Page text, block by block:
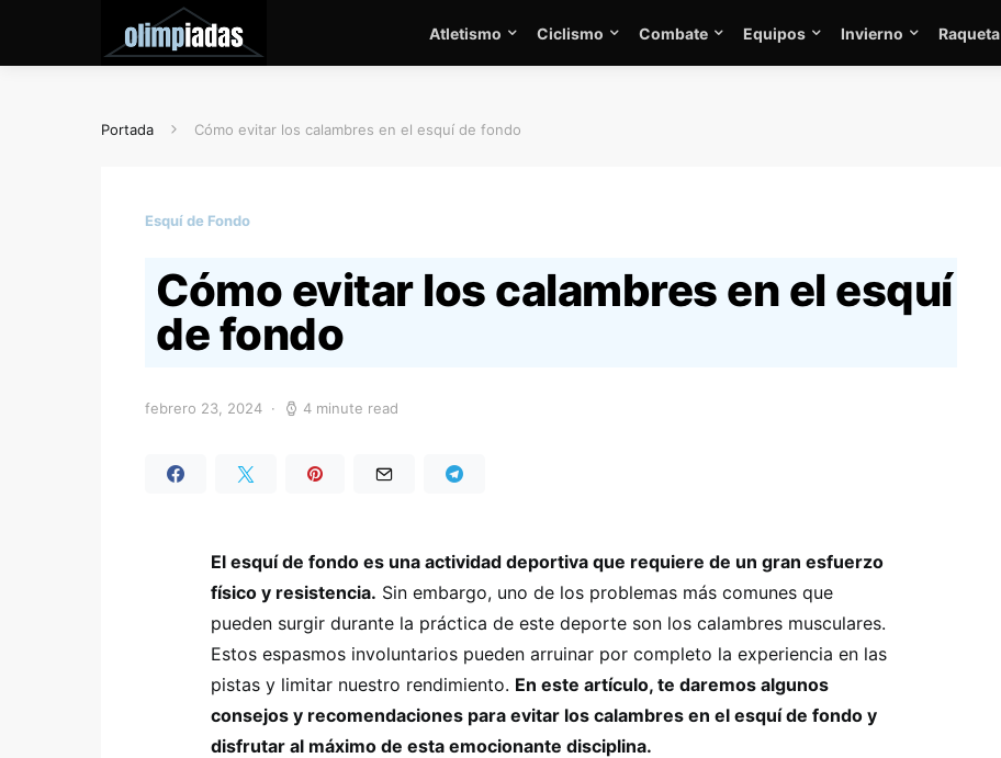
Atletismo Ciclismo Combate Equipos Invierno Raqueta
Portada Cómo evitar los calambres en el esquí de fondo
Esquí de Fondo
Cómo evitar los calambres en el esquí
de fondo
febrero 23, 2024 4 minute read
El esquí de fondo es una actividad deportiva que requiere de un gran esfuerzo
físico y resistencia. Sin embargo, uno de los problemas más comunes que
pueden surgir durante la práctica de este deporte son los calambres musculares.
Estos espasmos involuntarios pueden arruinar por completo la experiencia en las
pistas y limitar nuestro rendimiento. En este artículo, te daremos algunos
consejos y recomendaciones para evitar los calambres en el esquí de fondo y
disfrutar al máximo de esta emocionante disciplina.